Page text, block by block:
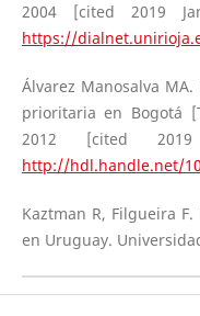
2004 [cited 2019
https://
Álvarez Manosalva
prioritaria en Bogotá
2012 [cited
http://hdl.handle.net/
Kaztman R, Filgueira
en Uruguay.